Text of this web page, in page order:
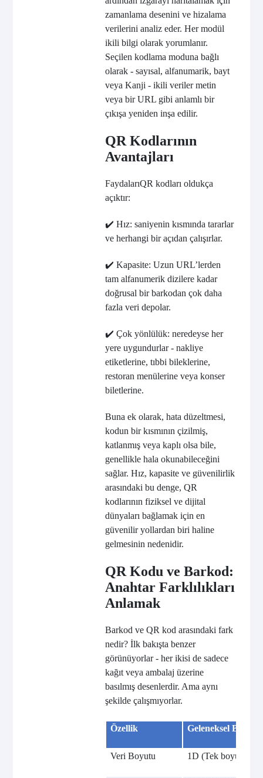
zamanlama desenini ve hizalama
verilerini analiz eder. Her modül
ikili bilgi olarak yorumlanır.
Seçilen kodlama moduna bağlı
olarak - sayısal, alfanumarik, bayt
veya Kanji - ikili veriler metin
veya bir URL gibi anlamlı bir
çıkışa yeniden inşa edilir.
QR Kodlarının
Avantajları
FaydalarıQR kodları oldukça
açıktır:
✔️ Hız: saniyenin kısmında tararlar
ve herhangi bir açıdan çalışırlar.
✔️ Kapasite: Uzun URL’lerden
tam alfanumerik dizilere kadar
doğrusal bir barkodan çok daha
fazla veri depolar.
✔️ Çok yönlülük: neredeyse her
yere uygundurlar - nakliye
etiketlerine, tıbbi bileklerine,
restoran menülerine veya konser
biletlerine.
Buna ek olarak, hata düzeltmesi,
kodun bir kısmının çizilmiş,
katlanmış veya kaplı olsa bile,
genellikle hala okunabileceğini
sağlar. Hız, kapasite ve güvenilirlik
arasındaki bu denge, QR
kodlarının fiziksel ve dijital
dünyaları bağlamak için en
güvenilir yollardan biri haline
gelmesinin nedenidir.
QR Kodu ve Barkod:
Anahtar Farklılıkları
Anlamak
Barkod ve QR kod arasındaki fark
nedir? İlk bakışta benzer
görünüyorlar - her ikisi de sadece
kağıt veya ambalaj üzerine
basılmış desenlerdir. Ama aynı
şekilde çalışmıyorlar.
Özellik Geleneksel Barkod
Veri Boyutu 1D (Tek boyutlu)